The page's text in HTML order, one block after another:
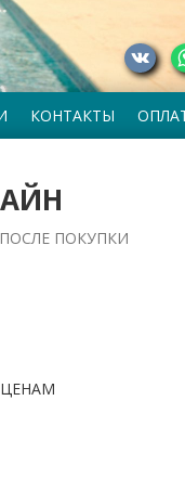
КОНТАКТЫ
ПОКУПКИ